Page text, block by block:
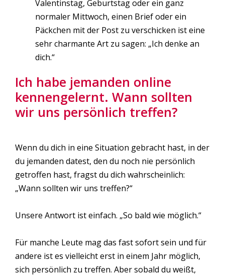
Valentinstag, Geburtstag oder ein ganz
normaler Mittwoch, einen Brief oder ein
Päckchen mit der Post zu verschicken ist eine
sehr charmante Art zu sagen: „Ich denke an
dich.“
Ich habe jemanden online
kennengelernt. Wann sollten
wir uns persönlich treffen?
Wenn du dich in eine Situation gebracht hast, in der
du jemanden datest, den du noch nie persönlich
getroffen hast, fragst du dich wahrscheinlich:
„Wann sollten wir uns treffen?“
Unsere Antwort ist einfach. „So bald wie möglich.“
Für manche Leute mag das fast sofort sein und für
andere ist es vielleicht erst in einem Jahr möglich,
sich persönlich zu treffen. Aber sobald du weißt,